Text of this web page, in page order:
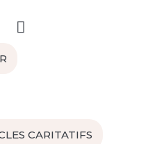
CARITATIFS